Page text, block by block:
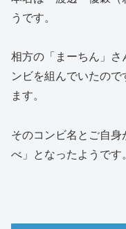
うです。
相方の「まーちん」
ンビを組んでいたの
ます。
そのコンビ名とご自
べ」となったようです。